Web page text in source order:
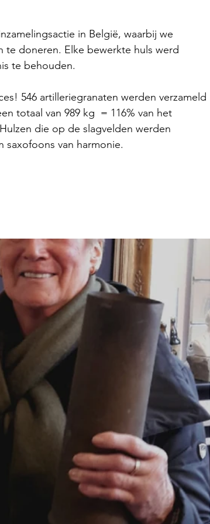
in België, waarbij we
te doneren. Elke bewerkte huls werd
te behouden.
546 artilleriegranaten werden verzameld
totaal van 989 kg  = 116% van het
die op de slagvelden werden
saxofoons van harmonie.